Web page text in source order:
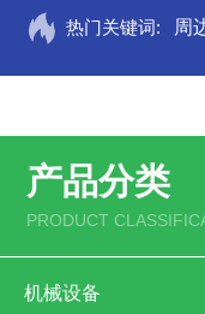
热门关键词: 周
产品分类
PRODUCT
机械设备